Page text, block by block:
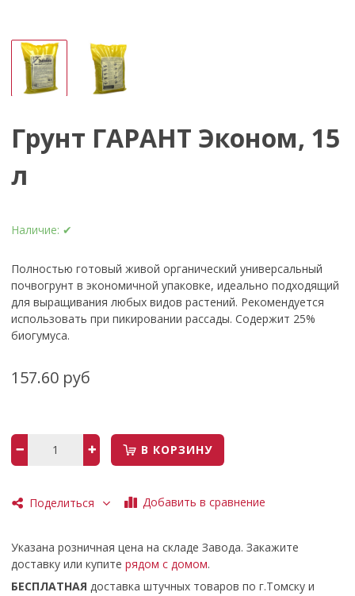
Грунт ГАРАНТ Эконом, 15
л
Наличие: ✔
Полностью готовый живой органический универсальный
почвогрунт в экономичной упаковке, идеально подходящий
для выращивания любых видов растений. Рекомендуется
использовать при пикировании рассады. Содержит 25%
биогумуса.
157.60 руб
В КОРЗИНУ
Поделиться Добавить в сравнение
Указана розничная цена на складе Завода. Закажите
доставку или купитерядом с домом.
БЕСПЛАТНАЯ доставка штучных товаров по г.Томску и